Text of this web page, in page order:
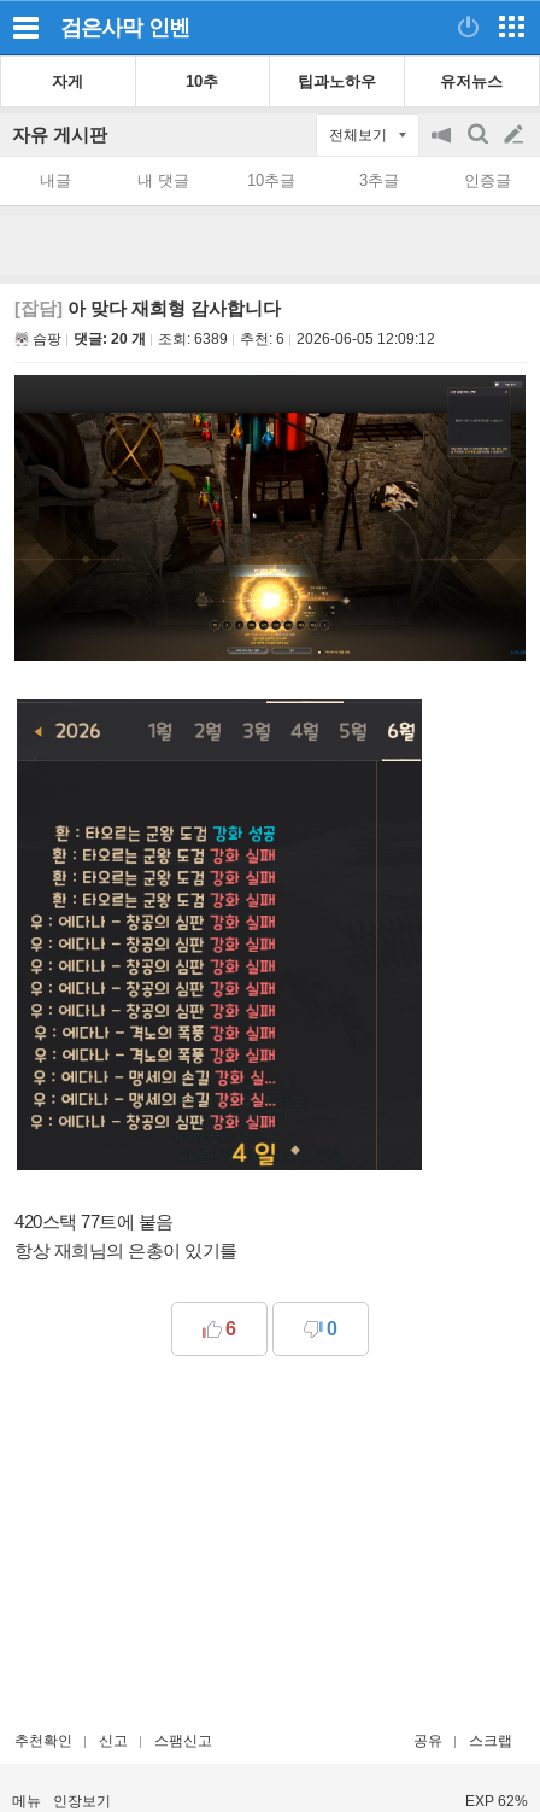
검은사막 인벤
자게 10추 팁과노하우 유저뉴스
자유 게시판 전체보기
공
on/off
검
색
글
쓰
내글 내 댓글 10추글 3추글 인증글
[잡담] 아 맞다 재희형 감사합니다
슴팡 댓글: 20 개 조회: 6389 추천: 6 2026-06-05 12:09:12
420스택 77트에 붙음
항상 재희님의 은총이 있기를
6 0
추천확인 신고 스팸신고 공유 스크랩
메뉴 인장보기 EXP 62%